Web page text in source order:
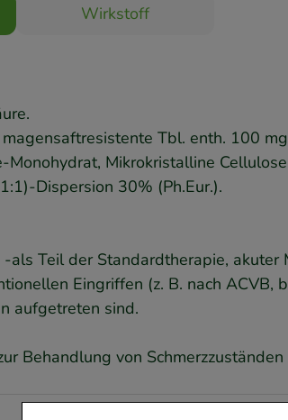
Wirkstoff
Tbl. enth. 100
Monohydrat, Mikrokristalline
Dispersion 30% (Ph.Eur.).
als Teil der Standardtherapie,
Eingriffen (z. B. nach ACVB,
aufgetreten sind.
Behandlung von Schmerzzuständen